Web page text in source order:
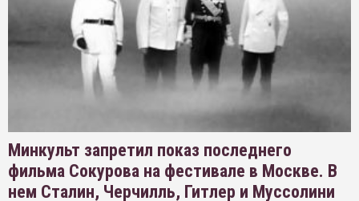
Минкульт запретил показ последнего
фильма Сокурова на фестивале в Москве. В
нем Сталин, Черчилль, Гитлер и Муссолини